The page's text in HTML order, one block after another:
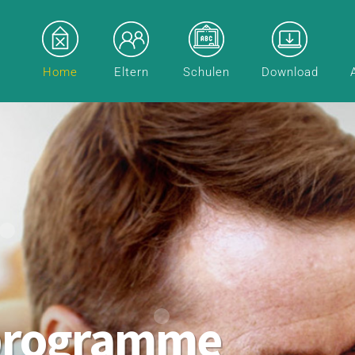
Home Eltern Schulen Download